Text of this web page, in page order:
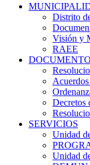
Distrito
Visión y
RAEE
Decretos
SERVICIOS
Unidad
Unidad